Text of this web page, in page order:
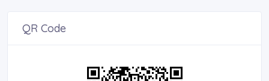
QR Code